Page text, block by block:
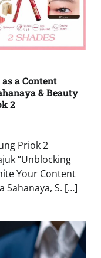
a Content
& Beauty
2
Priok 2
“Unblocking
Your Content
Sahanaya, S. […]